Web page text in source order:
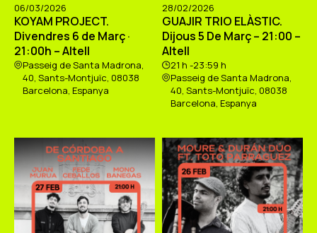
06/03/2026
KOYAM PROJECT.
Divendres 6 de Març ·
21:00h – Altell
Passeig de Santa Madrona,
40, Sants-Montjuïc, 08038
Barcelona, Espanya
28/02/2026
GUAJIR TRIO ELÀSTIC.
Dijous 5 De Març – 21:00 –
Altell
21 h -23:59 h
Passeig de Santa Madrona,
40, Sants-Montjuïc, 08038
Barcelona, Espanya